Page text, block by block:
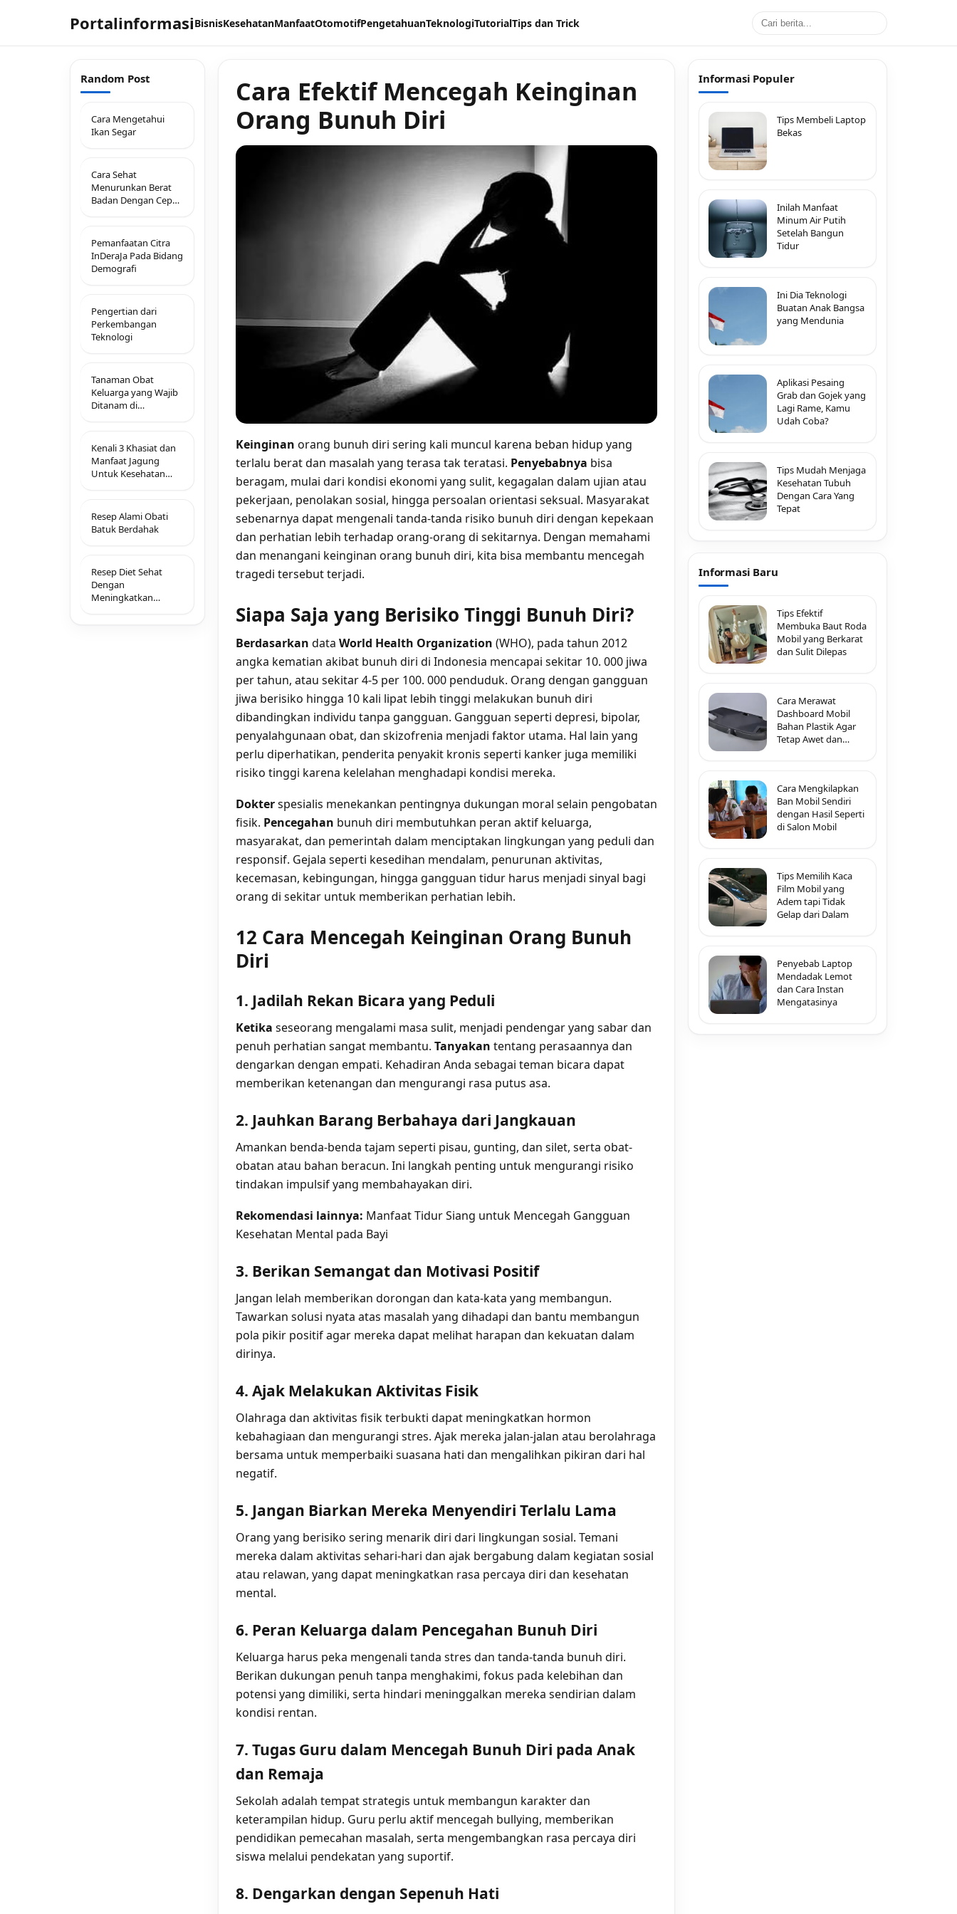
PortalinformasiBisnisKesehatanManfaatOtomotifPengetahuanTeknologiTutorialTips dan Trick
Random Post
Cara Mengetahui
Ikan Segar
Cara Sehat
Menurunkan Berat
Badan Dengan Cepat
Pemanfaatan Citra
InDeraJa Pada Bidang
Demografi
Pengertian dari
Perkembangan
Teknologi
Tanaman Obat
Keluarga yang Wajib
Ditanam di
Kenali 3 Khasiat dan
Manfaat Jagung
Untuk Kesehatan
Resep Alami Obati
Batuk Berdahak
Resep Diet Sehat
Dengan
Meningkatkan
Cara Efektif Mencegah Keinginan
Orang Bunuh Diri
Keinginan orang bunuh diri sering kali muncul karena beban hidup yang
terlalu berat dan masalah yang terasa tak teratasi. Penyebabnya bisa
beragam, mulai dari kondisi ekonomi yang sulit, kegagalan dalam ujian atau
pekerjaan, penolakan sosial, hingga persoalan orientasi seksual. Masyarakat
sebenarnya dapat mengenali tanda-tanda risiko bunuh diri dengan kepekaan
dan perhatian lebih terhadap orang-orang di sekitarnya. Dengan memahami
dan menangani keinginan orang bunuh diri, kita bisa membantu mencegah
tragedi tersebut terjadi.
Siapa Saja yang Berisiko Tinggi Bunuh Diri?
Berdasarkan data World Health Organization (WHO), pada tahun 2012
angka kematian akibat bunuh diri di Indonesia mencapai sekitar 10. 000 jiwa
per tahun, atau sekitar 4-5 per 100. 000 penduduk. Orang dengan gangguan
jiwa berisiko hingga 10 kali lipat lebih tinggi melakukan bunuh diri
dibandingkan individu tanpa gangguan. Gangguan seperti depresi, bipolar,
penyalahgunaan obat, dan skizofrenia menjadi faktor utama. Hal lain yang
perlu diperhatikan, penderita penyakit kronis seperti kanker juga memiliki
risiko tinggi karena kelelahan menghadapi kondisi mereka.
Dokterspesialis menekankan pentingnya dukungan moral selain pengobatan
fisik. Pencegahan bunuh diri membutuhkan peran aktif keluarga,
masyarakat, dan pemerintah dalam menciptakan lingkungan yang peduli dan
responsif. Gejala seperti kesedihan mendalam, penurunan aktivitas,
kecemasan, kebingungan, hingga gangguan tidur harus menjadi sinyal bagi
orang di sekitar untuk memberikan perhatian lebih.
12 Cara Mencegah Keinginan Orang Bunuh
Diri
1. Jadilah Rekan Bicara yang Peduli
Ketika seseorang mengalami masa sulit, menjadi pendengar yang sabar dan
penuh perhatian sangat membantu. Tanyakan tentang perasaannya dan
dengarkan dengan empati. Kehadiran Anda sebagai teman bicara dapat
memberikan ketenangan dan mengurangi rasa putus asa.
2. Jauhkan Barang Berbahaya dari Jangkauan
Amankan benda-benda tajam seperti pisau, gunting, dan silet, serta obat-
obatan atau bahan beracun. Ini langkah penting untuk mengurangi risiko
tindakan impulsif yang membahayakan diri.
Rekomendasi lainnya: Manfaat Tidur Siang untuk Mencegah Gangguan
Kesehatan Mental pada Bayi
3. Berikan Semangat dan Motivasi Positif
Jangan lelah memberikan dorongan dan kata-kata yang membangun.
Tawarkan solusi nyata atas masalah yang dihadapi dan bantu membangun
pola pikir positif agar mereka dapat melihat harapan dan kekuatan dalam
dirinya.
4. Ajak Melakukan Aktivitas Fisik
Olahraga dan aktivitas fisik terbukti dapat meningkatkan hormon
kebahagiaan dan mengurangi stres. Ajak mereka jalan-jalan atau berolahraga
bersama untuk memperbaiki suasana hati dan mengalihkan pikiran dari hal
negatif.
5. Jangan Biarkan Mereka Menyendiri Terlalu Lama
Orang yang berisiko sering menarik diri dari lingkungan sosial. Temani
mereka dalam aktivitas sehari-hari dan ajak bergabung dalam kegiatan sosial
atau relawan, yang dapat meningkatkan rasa percaya diri dan kesehatan
mental.
6. Peran Keluarga dalam Pencegahan Bunuh Diri
Keluarga harus peka mengenali tanda stres dan tanda-tanda bunuh diri.
Berikan dukungan penuh tanpa menghakimi, fokus pada kelebihan dan
potensi yang dimiliki, serta hindari meninggalkan mereka sendirian dalam
kondisi rentan.
7. Tugas Guru dalam Mencegah Bunuh Diri pada Anak
dan Remaja
Sekolah adalah tempat strategis untuk membangun karakter dan
keterampilan hidup. Guru perlu aktif mencegah bullying, memberikan
pendidikan pemecahan masalah, serta mengembangkan rasa percaya diri
siswa melalui pendekatan yang suportif.
8. Dengarkan dengan Sepenuh Hati
Informasi Populer
Tips Membeli Laptop
Bekas
Inilah Manfaat
Minum Air Putih
Setelah Bangun
Tidur
Ini Dia Teknologi
Buatan Anak Bangsa
yang Mendunia
Aplikasi Pesaing
Grab dan Gojek yang
Lagi Rame, Kamu
Udah Coba?
Tips Mudah Menjaga
Kesehatan Tubuh
Dengan Cara Yang
Tepat
Informasi Baru
Tips Efektif
Membuka Baut Roda
Mobil yang Berkarat
dan Sulit Dilepas
Cara Merawat
Dashboard Mobil
Bahan Plastik Agar
Tetap Awet dan
Cara Mengkilapkan
Ban Mobil Sendiri
dengan Hasil Seperti
di Salon Mobil
Tips Memilih Kaca
Film Mobil yang
Adem tapi Tidak
Gelap dari Dalam
Penyebab Laptop
Mendadak Lemot
dan Cara Instan
Mengatasinya